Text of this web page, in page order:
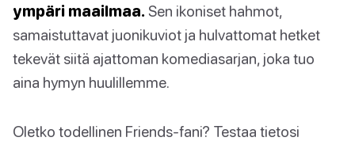
ympäri maailmaa. Sen ikoniset hahmot,
samaistuttavat juonikuviot ja hulvattomat hetket
tekevät siitä ajattoman komediasarjan, joka tuo
aina hymyn huulillemme.
Oletko todellinen Friends-fani? Testaa tietosi